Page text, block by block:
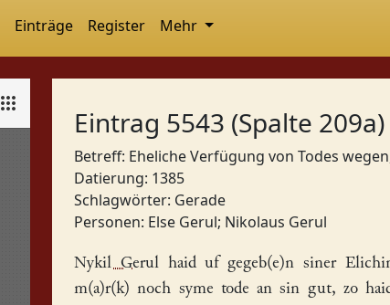
Einträge Register Mehr
Eintrag 5543 (Spalte 209a)
Betreff: Eheliche Verfügung von Todes
Datierung: 1385
Schlagwörter: Gerade
Personen: Else Gerul; Nikolaus Gerul
Nykil Gerulhaid uf gegeb(e)n siner
m(a)r(k) noch syme tode an sin gut, zo